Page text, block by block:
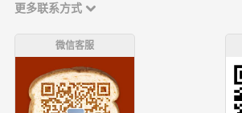
更多联系方式
微信客服